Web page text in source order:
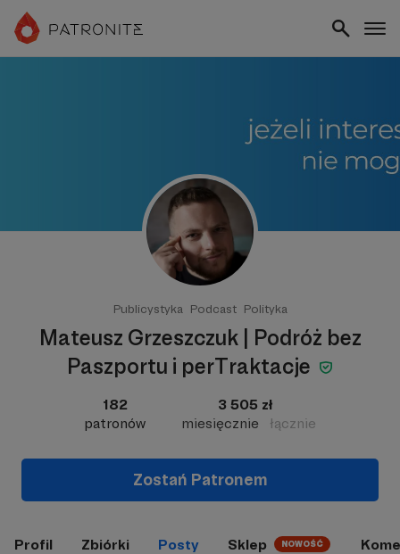
Publicystyka Podcast Polityka
Mateusz Grzeszczuk | Podróż bez
Paszportu i perTraktacje
182
patronów
3 505 zł
miesięcznie
łącznie
Zostań Patronem
Profil Zbiórki Posty Sklep NOWOŚĆ